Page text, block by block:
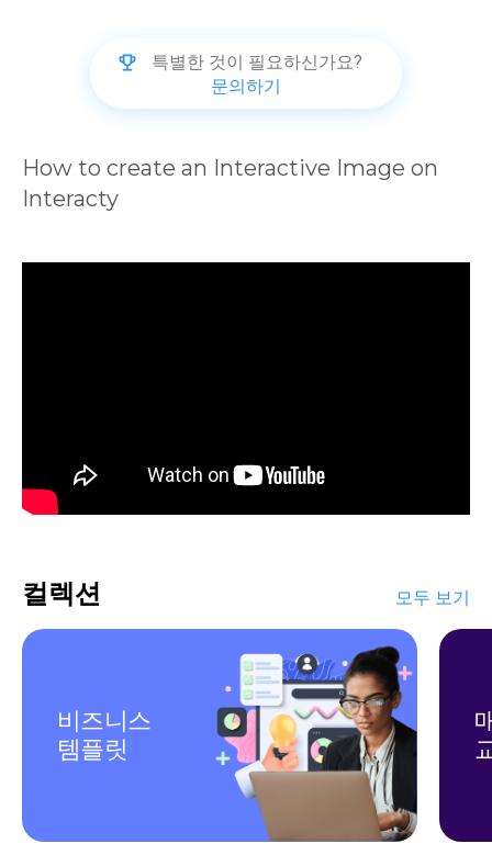
특별한 것이 필요하신가요?
문의하기
How to create an Interactive Image on
Interacty
컬렉션 모두 보기
비즈니스
템플릿